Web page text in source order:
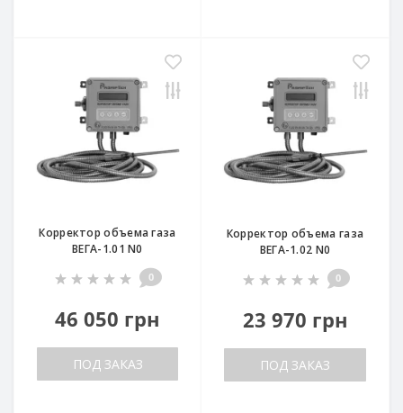
Корректор объема газа
ВЕГА-1.01 N0
0
46 050 грн
ПОД ЗАКАЗ
Корректор объема газа
ВЕГА-1.02 N0
0
23 970 грн
ПОД ЗАКАЗ